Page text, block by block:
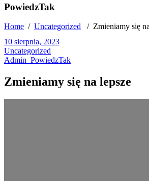
PowiedzTak
Home / Uncategorized / Zmieniamy się
10 sierpnia, 2023
Uncategorized
Admin_PowiedzTak
Zmieniamy się na lepsze